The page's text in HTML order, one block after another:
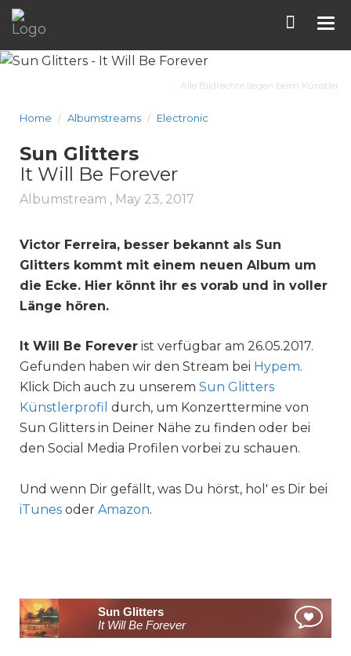
Alle Bildrechte liegen beim Künstler
Home Albumstreams Electronic
Sun Glitters
It Will Be Forever
Albumstream , May 23, 2017
Victor Ferreira, besser bekannt als Sun
Glitters kommt mit einem neuen Album um
die Ecke. Hier könnt ihr es vorab und in voller
Länge hören.
It Will Be Forever ist verfügbar am 26.05.2017.
Gefunden haben wir den Stream bei Hypem.
Klick Dich auch zu unserem Sun Glitters
Künstlerprofil durch, um Konzerttermine von
Sun Glitters in Deiner Nähe zu finden oder bei
den Social Media Profilen vorbei zu schauen.
Und wenn Dir gefällt, was Du hörst, hol' es Dir bei
iTunes oder Amazon.